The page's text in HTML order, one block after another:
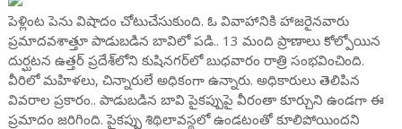
పెళ్లింట పెను విషాదం చోటుచేసుకుంది. ఓ వివాహానికి హాజరైనవారు
ప్రమాదవశాత్తూ పాడుబడిన బావిలో పడి.. 13 మంది ప్రాణాలు కోల్పోయిన
దుర్ఘటన ఉత్తర్ ప్రదేశ్‌లోని కుషినగర్‌లో బుధవారం రాత్రి సంభవించింది.
వీరిలో మహిళలు, చిన్నారులే అధికంగా ఉన్నారు. అధికారులు తెలిపిన
వివరాల ప్రకారం.. పాడుబడిన బావి పైకప్పుపై వీరంతా కూర్చుని ఉండగా ఈ
ప్రమాదం జరిగింది. పైకప్పు శిథిలావస్థలో ఉండటంతో కూలిపోయిందని